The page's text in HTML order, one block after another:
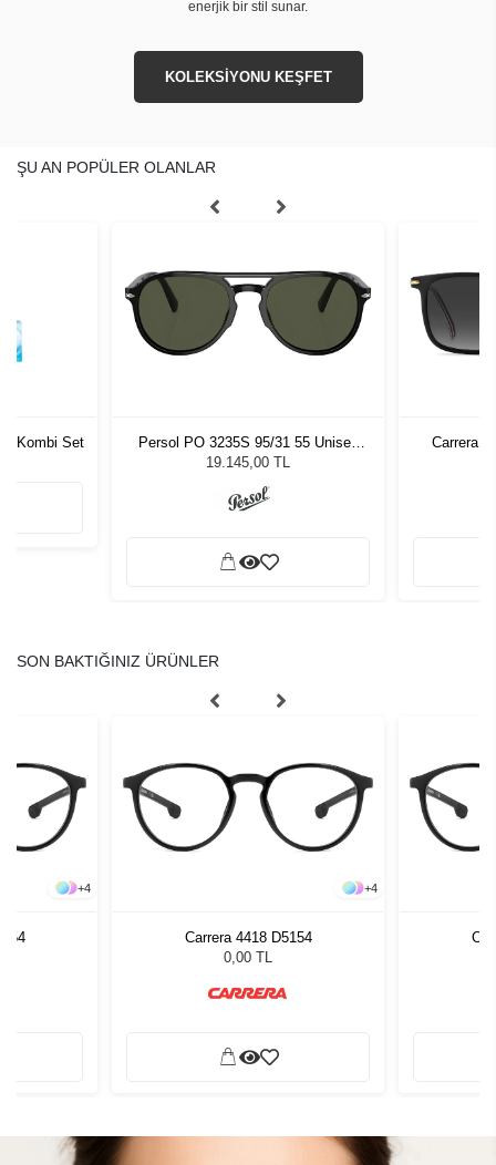
enerjik bir stil sunar.
KOLEKSİYONU KEŞFET
ŞU AN POPÜLER OLANLAR
Kombi Set
Persol PO 3235S 95/31 55 Unisex
Güneş Gözlüğü
19.145,00 TL
Carrera
SON BAKTIĞINIZ ÜRÜNLER
+4 +4
Carrera 4418 D5154
0,00 TL